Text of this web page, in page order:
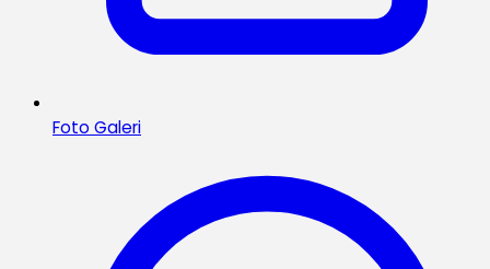
Foto Galeri